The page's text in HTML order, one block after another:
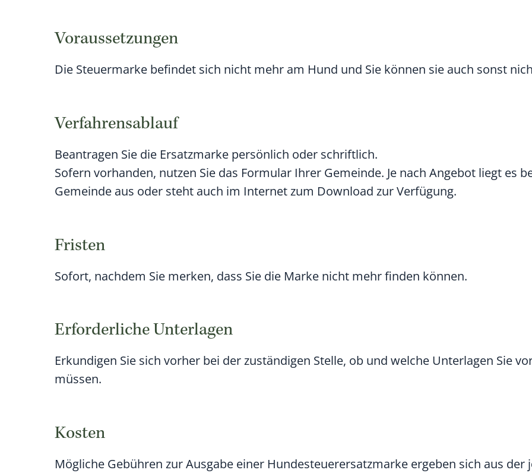
Voraussetzungen
Die Steuermarke befindet sich nicht mehr am Hund und Sie können sie auch sonst
Verfahrensablauf
Beantragen Sie die Ersatzmarke persönlich oder schriftlich.
Sofern vorhanden, nutzen Sie das Formular Ihrer Gemeinde. Je nach Angebot liegt es
Gemeinde aus oder steht auch im Internet zum Download zur Verfügung.
Fristen
Sofort, nachdem Sie merken, dass Sie die Marke nicht mehr finden können.
Erforderliche Unterlagen
Erkundigen Sie sich vorher bei der zuständigen Stelle, ob und welche Unterlagen Sie
müssen.
Kosten
Mögliche Gebühren zur Ausgabe einer Hundesteuerersatzmarke ergeben sich aus der